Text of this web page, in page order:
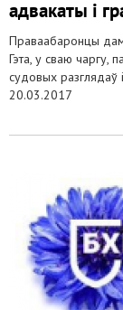
адвакаты і
Праваабаронцы
Гэта, у сваю чаргу,
судовых разглядаў
20.03.2017